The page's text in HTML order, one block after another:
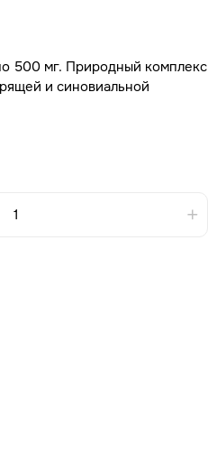
500 мг. Природный комплекс
и синовиальной